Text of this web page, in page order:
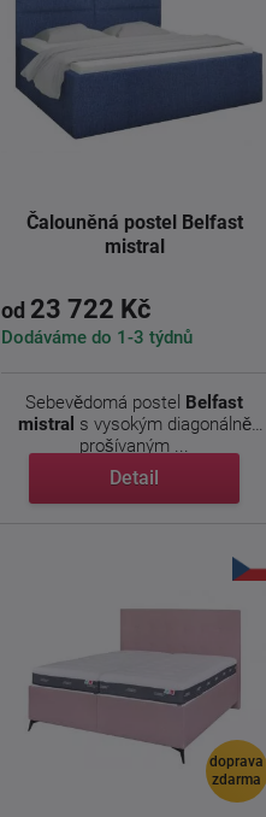
Čalouněná postel Belfast
mistral
od 23 722 Kč
Dodáváme do 1-3 týdnů
Sebevědomá postel Belfast
mistral s vysokým diagonálně
prošívaným ...
Detail
doprava
zdarma